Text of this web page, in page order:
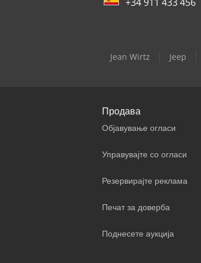
+34 911 433 456
Jean Wirtz Jeep
Продава
Објавување огласи
Управувајте со огласи
Резервирајте реклама
Печат за доверба
Поднесете аукција